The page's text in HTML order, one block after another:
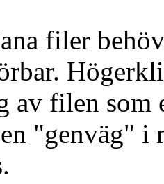
filer
av filen som
"genväg" i